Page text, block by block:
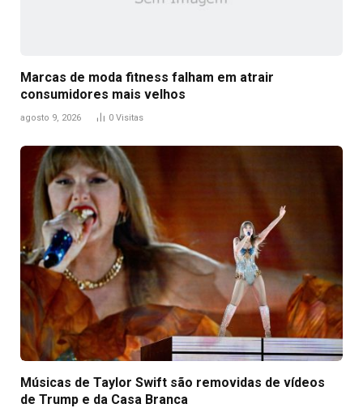
Marcas de moda fitness falham em atrair
consumidores mais velhos
agosto 9, 2026 0 Visitas
Músicas de Taylor Swift são removidas de vídeos
de Trump e da Casa Branca